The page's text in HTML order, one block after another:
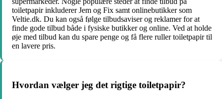
toiletpapir inkluderer Jem og Fix samt onlinebutikker som
Veltie.dk. Du kan også følge tilbudsaviser og reklamer for at
finde gode tilbud både i fysiske butikker og online. Ved at holde
øje med tilbud kan du spare penge og få flere ruller toiletpapir til
en lavere pris.
Hvordan vælger jeg det rigtige toiletpapir?